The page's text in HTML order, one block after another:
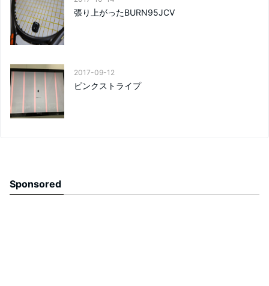
張り上がったBURN95JCV
2017-09-12
ピンクストライプ
Sponsored